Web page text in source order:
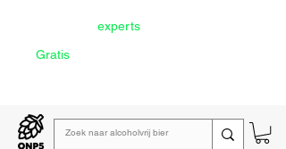
experts
Gratis